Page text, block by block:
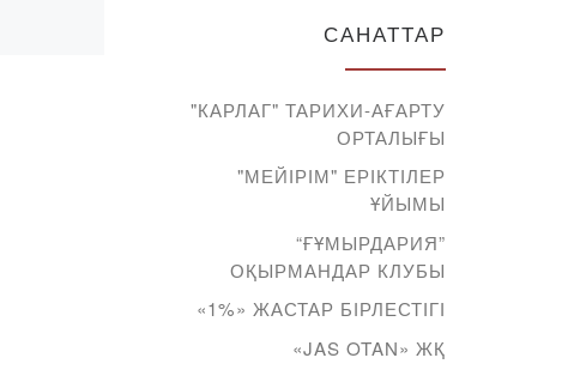
САНАТТАР
"КАРЛАГ" ТАРИХИ-АҒАРТУ
ОРТАЛЫҒЫ
"МЕЙІРІМ" ЕРІКТІЛЕР
ҰЙЫМЫ
“ҒҰМЫРДАРИЯ”
ОҚЫРМАНДАР КЛУБЫ
«1%» ЖАСТАР БІРЛЕСТІГІ
«JAS OTAN» ЖҚ